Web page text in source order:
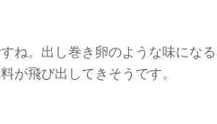
ね。出し巻き卵のような味になる
が飛び出してきそうです。